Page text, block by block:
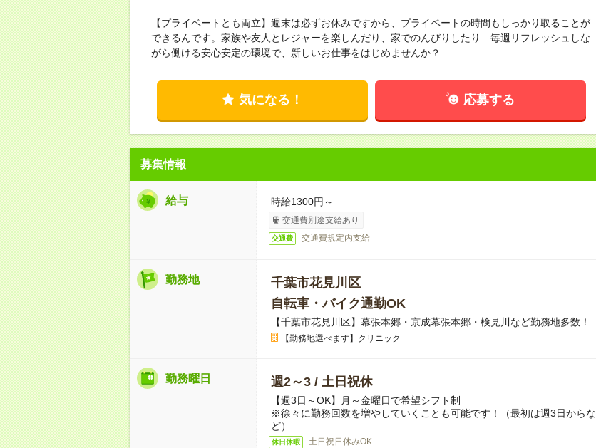
【プライベートとも両立】週末は必ずお休みですから、プライベートの時間もしっかり取ることが
できるんです。家族や友人とレジャーを楽しんだり、家でのんびりしたり…毎週リフレッシュしな
がら働ける安心安定の環境で、新しいお仕事をはじめませんか？
気になる！ 応募する
募集情報
給与 時給1300円～
交通費別途支給あり
交通費 交通費規定内支給
勤務地
千葉市花見川区
自転車・バイク通勤OK
【千葉市花見川区】幕張本郷・京成幕張本郷・検見川など勤務地多数！
【勤務地選べます】クリニック
勤務曜日 週2～3 / 土日祝休
【週3日～OK】月～金曜日で希望シフト制
※徐々に勤務回数を増やしていくことも可能です！（最初は週3日からな
ど）
休日休暇 土日祝日休みOK